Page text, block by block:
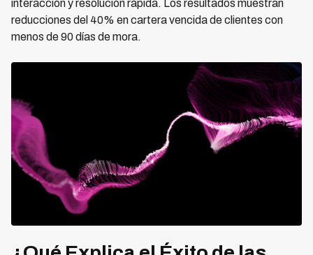
interacción y resolución rápida. Los resultados muestran
reducciones del 40% en cartera vencida de clientes con
menos de 90 días de mora.